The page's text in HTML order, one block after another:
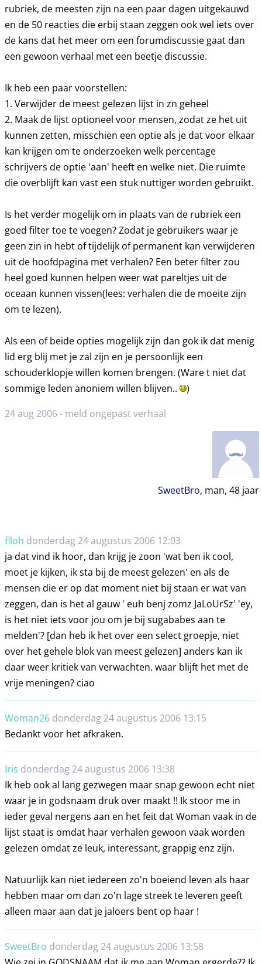
rubriek, de meesten zijn na een paar dagen uitgekauwd
en de 50 reacties die erbij staan zeggen ook wel iets over
de kans dat het meer om een forumdiscussie gaat dan
een gewoon verhaal met een beetje discussie.
Ik heb een paar voorstellen:
1. Verwijder de meest gelezen lijst in zn geheel
2. Maak de lijst optioneel voor mensen, zodat ze het uit
kunnen zetten, misschien een optie als je dat voor elkaar
kan krijgen om te onderzoeken welk percentage
schrijvers de optie 'aan' heeft en welke niet. Die ruimte
die overblijft kan vast een stuk nuttiger worden gebruikt.
Is het verder mogelijk om in plaats van de rubriek een
goed filter toe te voegen? Zodat je gebruikers waar je
geen zin in hebt of tijdelijk of permanent kan verwijderen
uit de hoofdpagina met verhalen? Een beter filter zou
heel goed kunnen helpen weer wat pareltjes uit de
oceaan kunnen vissen(lees: verhalen die de moeite zijn
om te lezen).
Als een of beide opties mogelijk zijn dan gok ik dat menig
lid erg blij met je zal zijn en je persoonlijk een
schouderklopje willen komen brengen. (Ware t niet dat
sommige leden anoniem willen blijven..
)
24 aug 2006 - meld ongepast verhaal
SweetBro, man, 48jaar
flloh donderdag 24 augustus 2006 12:03
ja dat vind ik hoor, dan krijg je zoon 'wat ben ik cool,
moet je kijken, ik sta bij de meest gelezen' en als de
mensen die er op dat moment niet bij staan er wat van
zeggen, dan is het al gauw ' euh benj zomz JaLoUrSz' 'ey,
is het niet iets voor jou om je bij sugababes aan te
melden'? [dan heb ik het over een select groepje, niet
over het gehele blok van meest gelezen] anders kan ik
daar weer kritiek van verwachten. waar blijft het met de
vrije meningen? ciao
Woman26 donderdag 24 augustus 2006 13:15
Bedankt voor het afkraken.
Iris donderdag 24 augustus 2006 13:38
Ik heb ook al lang gezwegen maar snap gewoon echt niet
waar je in godsnaam druk over maakt !! Ik stoor me in
ieder geval nergens aan en het feit dat Woman vaak in de
lijst staat is omdat haar verhalen gewoon vaak worden
gelezen omdat ze leuk, interessant, grappig enz zijn.
Natuurlijk kan niet iedereen zo'n boeiend leven als haar
hebben maar om dan zo'n lage streek te leveren geeft
alleen maar aan dat je jaloers bent op haar !
SweetBro donderdag 24 augustus 2006 13:58